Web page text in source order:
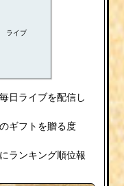
ライブ
日ライブを配信し
ギフトを贈る度
ランキング順位報